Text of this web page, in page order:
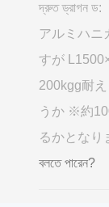
দ্রুত ড্রাগন ড:
アルミハニ
すが
200kgg耐
うか ※約
るかとなり
বলতে পারেন?